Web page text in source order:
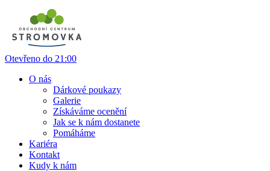
Otevřeno do 21:00
O nás
Dárkové poukazy
Galerie
Získáváme ocenění
Jak se k nám dostanete
Pomáháme
Kariéra
Kontakt
Kudy k nám